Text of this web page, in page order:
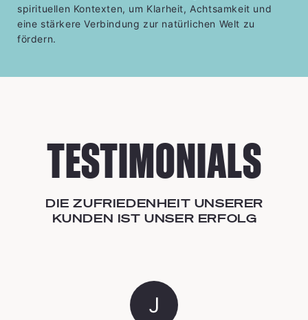
spirituellen Kontexten, um Klarheit, Achtsamkeit und
eine stärkere Verbindung zur natürlichen Welt zu
fördern.
TESTIMONIALS
DIE ZUFRIEDENHEIT UNSERER
KUNDEN IST UNSER ERFOLG
J